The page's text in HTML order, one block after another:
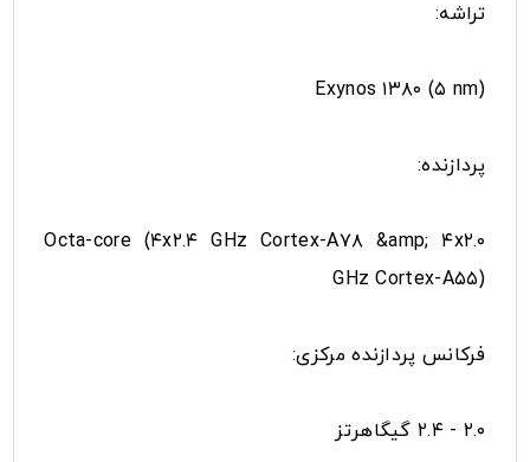
تراشه:
Exynos ۱۳۸۰ (۵ nm)
پردازنده‌:
Octa-core (۴x۲.۴ GHz Cortex-A۷۸ &amp; ۴x۲.۰
GHz Cortex-A۵۵)
فرکانس پردازنده‌ مرکزی:
۲.۰ - ۲.۴ گیگاهرتز